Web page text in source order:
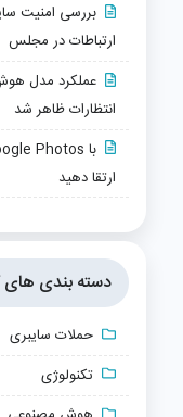
بررسی امنیت
ارتباطات در مجلس
انتظارات ظاهر شد
ارتقا دهید
دسته بندی های
حملات سایبری
تکنولوژی